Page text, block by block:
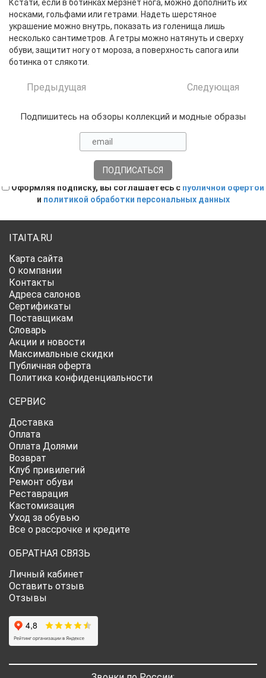
Кстати, если в ботинках мерзнет нога, можно дополнить их
носками, гольфами или гетрами. Надеть шерстяное
украшение можно внутрь, показать из голенища лишь
несколько сантиметров. А гетры можно натянуть и сверху
обуви, защитит ногу от мороза, а поверхность сапога или
ботинка от слякоти.
Предыдущая Следующая
Подпишитесь на обзоры коллекций и модные образы
Оформляя подписку, вы соглашаетесь с публичной офертой
и политикой обработки персональных данных
ITAITA.RU
Карта сайта
О компании
Контакты
Адреса салонов
Сертификаты
Поставщикам
Словарь
Акции и новости
Максимальные скидки
Публичная оферта
Политика конфиденциальности
СЕРВИС
Доставка
Оплата
Оплата Долями
Возврат
Клуб привилегий
Ремонт обуви
Реставрация
Кастомизация
Уход за обувью
Все о рассрочке и кредите
ОБРАТНАЯ СВЯЗЬ
Личный кабинет
Оставить отзыв
Отзывы